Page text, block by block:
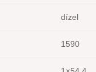
dízel
1590